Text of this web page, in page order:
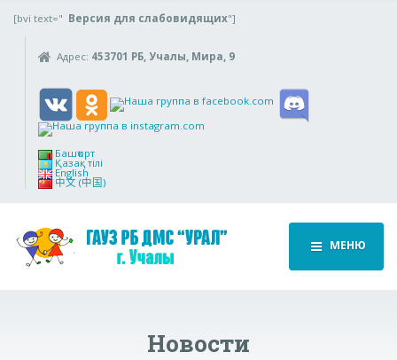
[bvi text=" Версия для слабовидящих"]
Адрес: 453701 РБ, Учалы, Мира, 9
Башҡорт
Қазақ тілі
English
中文 (中国)
МЕНЮ
Новости